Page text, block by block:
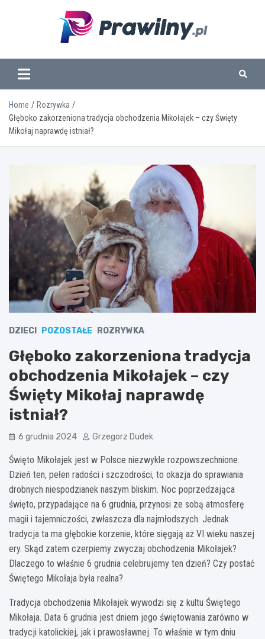
www.prawilny.pl
Home
Rozrywka
Głęboko zakorzeniona tradycja obchodzenia Mikołajek – czy Święty
Mikołaj naprawdę istniał?
DZIECI POZOSTAŁE ROZRYWKA
Głęboko zakorzeniona tradycja
obchodzenia Mikołajek – czy
Święty Mikołaj naprawdę
istniał?
6 grudnia 2024 Grzegorz Dudek
Święto Mikołajek jest w Polsce niezwykle rozpowszechnione.
Dzień ten, pełen radości i szczodrości, to okazja do sprawiania
drobnych niespodzianek naszym bliskim. Noc poprzedzająca
święto, przypadające na 6 grudnia, przynosi ze sobą atmosferę
magii i tajemniczości, zwłaszcza dla najmłodszych. Jednak
tradycja ta ma głębokie korzenie, które sięgają aż VI wieku naszej
ery. Skąd zatem czerpiemy zwyczaj obchodzenia Mikołajek?
Dlaczego to właśnie 6 grudnia celebrujemy ten dzień? Czy postać
Świętego Mikołaja była realna?
Tradycja obchodzenia Mikołajek wywodzi się z kultu Świętego
Mikołaja. Data 6 grudnia jest dniem jego świętowania zarówno w
tradycji katolickiej, jak i prawosławnej. To właśnie w tym dniu